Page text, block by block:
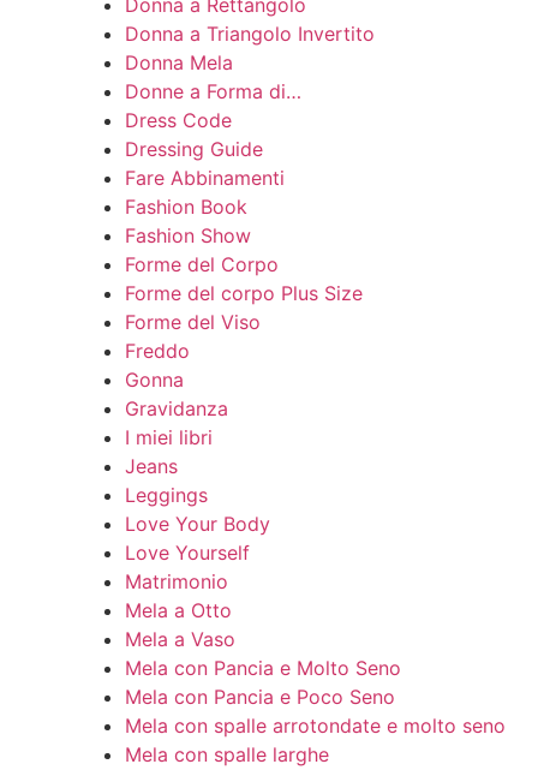
Donna a Rettangolo
Donna a Triangolo Invertito
Donna Mela
Donne a Forma di…
Dress Code
Dressing Guide
Fare Abbinamenti
Fashion Book
Fashion Show
Forme del Corpo
Forme del corpo Plus Size
Forme del Viso
Freddo
Gonna
Gravidanza
I miei libri
Jeans
Leggings
Love Your Body
Love Yourself
Matrimonio
Mela a Otto
Mela a Vaso
Mela con Pancia e Molto Seno
Mela con Pancia e Poco Seno
Mela con spalle arrotondate e molto seno
Mela con spalle larghe